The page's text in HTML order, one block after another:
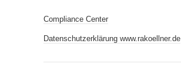
Compliance Center
Datenschutzerklärung www.rakoellner.de